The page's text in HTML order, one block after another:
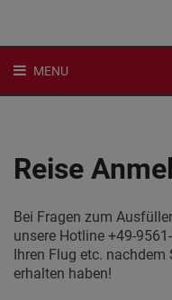
MENU
Reise
Bei Fragen zum
unsere Hotline +49-
Ihren Flug etc.
erhalten haben!